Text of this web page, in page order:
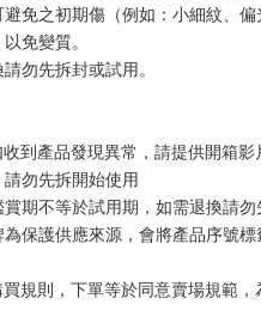
免之初期傷（例如：小細紋、
免變質。
勿先拆封或試用。
到產品發現異常，請提供開箱影
勿先拆開始使用
期不等於試用期，如需退換請
保護供應來源，會將產品序號
規則，下單等於同意賣場規範